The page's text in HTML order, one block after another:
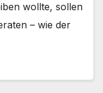
wollte, sollen
– wie der